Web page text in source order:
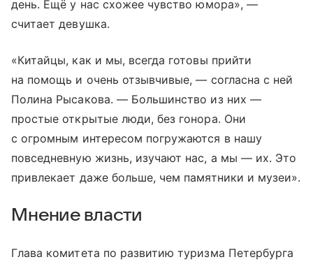
день. Ещё у нас схожее чувство юмора», —
считает девушка.
«Китайцы, как и мы, всегда готовы прийти
на помощь и очень отзывчивые, — согласна с ней
Полина Рысакова. — Большинство из них —
простые открытые люди, без гонора. Они
с огромным интересом погружаются в нашу
повседневную жизнь, изучают нас, а мы — их. Это
привлекает даже больше, чем памятники и музеи».
Мнение власти
Глава комитета по развитию туризма Петербурга